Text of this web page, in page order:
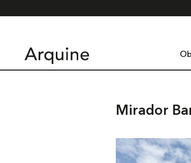
Mirador